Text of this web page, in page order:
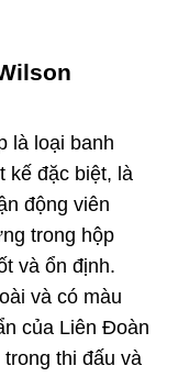
là loại banh
kế đặc biệt, là
động viên
trong hộp
và ổn định.
và có màu
của Liên Đoàn
thi đấu và